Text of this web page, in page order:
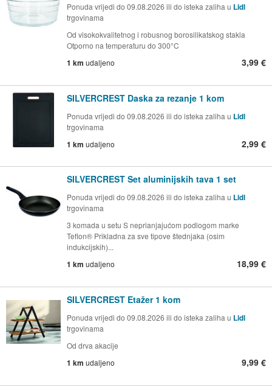
Ponuda vrijedi do 09.08.2026 ili do isteka zaliha u Lidl
trgovinama
Od visokokvalitetnog i robusnog borosilikatskog stakla
Otporno na temperaturu do 300°C
1 km udaljeno 3,99 €
SILVERCREST Daska za rezanje 1 kom
Ponuda vrijedi do 09.08.2026 ili do isteka zaliha u Lidl
trgovinama
1 km udaljeno 2,99 €
SILVERCREST Set aluminijskih tava 1 set
Ponuda vrijedi do 09.08.2026 ili do isteka zaliha u Lidl
trgovinama
3 komada u setu S neprianjajućom podlogom marke
Teflon® Prikladna za sve tipove štednjaka (osim
indukcijskih)...
1 km udaljeno 18,99 €
SILVERCREST Etažer 1 kom
Ponuda vrijedi do 09.08.2026 ili do isteka zaliha u Lidl
trgovinama
Od drva akacije
1 km udaljeno 9,99 €